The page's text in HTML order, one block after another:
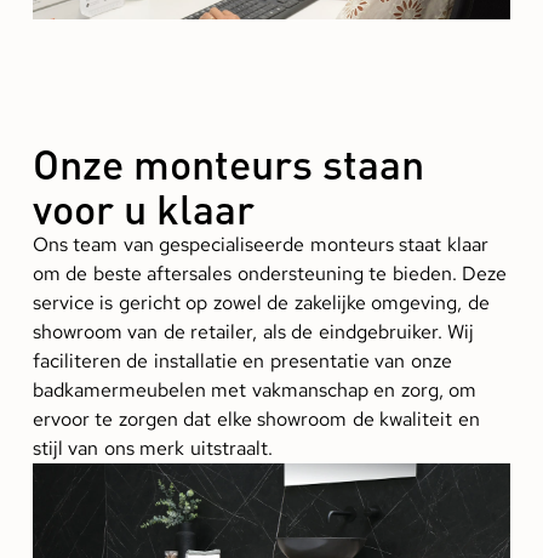
Onze monteurs staan
voor u klaar
Ons team van gespecialiseerde monteurs staat klaar
om de beste aftersales ondersteuning te bieden. Deze
service is gericht op zowel de zakelijke omgeving, de
showroom van de retailer, als de eindgebruiker. Wij
faciliteren de installatie en presentatie van onze
badkamermeubelen met vakmanschap en zorg, om
ervoor te zorgen dat elke showroom de kwaliteit en
stijl van ons merk uitstraalt.